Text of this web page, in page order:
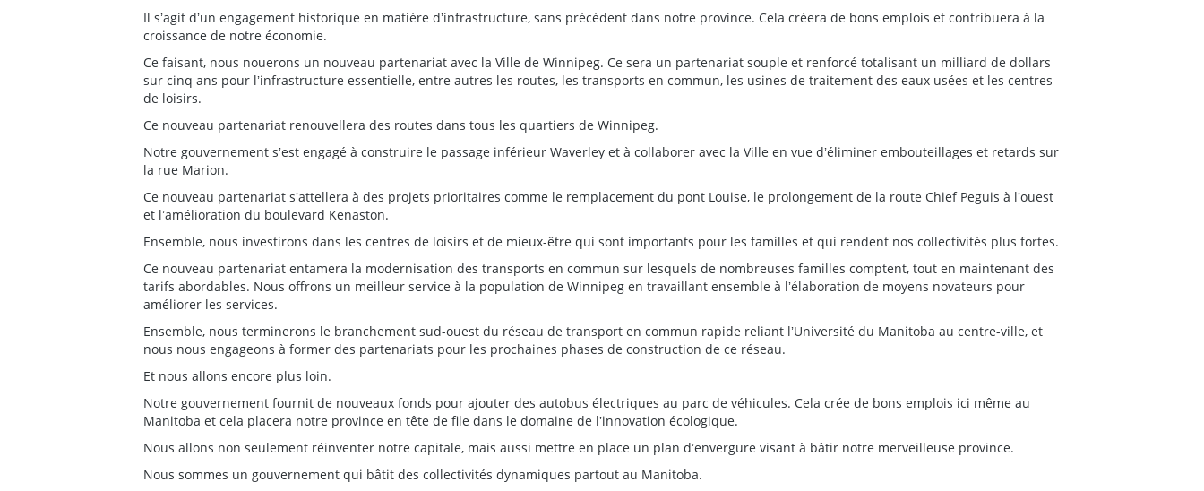
Il sʼagit dʼun engagement historique en matière dʼinfrastructure, sans précédent dans notre province. Cela créera de bons emplois et contribuera à la
croissance de notre économie.
Ce faisant, nous nouerons un nouveau partenariat avec la Ville de Winnipeg. Ce sera un partenariat souple et renforcé totalisant un milliard de dollars
sur cinq ans pour lʼinfrastructure essentielle, entre autres les routes, les transports en commun, les usines de traitement des eaux usées et les centres
de loisirs.
Ce nouveau partenariat renouvellera des routes dans tous les quartiers de Winnipeg.
Notre gouvernement sʼest engagé à construire le passage inférieur Waverley et à collaborer avec la Ville en vue dʼéliminer embouteillages et retards sur
la rue Marion.
Ce nouveau partenariat sʼattellera à des projets prioritaires comme le remplacement du pont Louise, le prolongement de la route Chief Peguis à lʼouest
et lʼamélioration du boulevard Kenaston.
Ensemble, nous investirons dans les centres de loisirs et de mieux-être qui sont importants pour les familles et qui rendent nos collectivités plus fortes.
Ce nouveau partenariat entamera la modernisation des transports en commun sur lesquels de nombreuses familles comptent, tout en maintenant des
tarifs abordables. Nous offrons un meilleur service à la population de Winnipeg en travaillant ensemble à lʼélaboration de moyens novateurs pour
améliorer les services.
Ensemble, nous terminerons le branchement sud-ouest du réseau de transport en commun rapide reliant lʼUniversité du Manitoba au centre-ville, et
nous nous engageons à former des partenariats pour les prochaines phases de construction de ce réseau.
Et nous allons encore plus loin.
Notre gouvernement fournit de nouveaux fonds pour ajouter des autobus électriques au parc de véhicules. Cela crée de bons emplois ici même au
Manitoba et cela placera notre province en tête de file dans le domaine de lʼinnovation écologique.
Nous allons non seulement réinventer notre capitale, mais aussi mettre en place un plan dʼenvergure visant à bâtir notre merveilleuse province.
Nous sommes un gouvernement qui bâtit des collectivités dynamiques partout au Manitoba.